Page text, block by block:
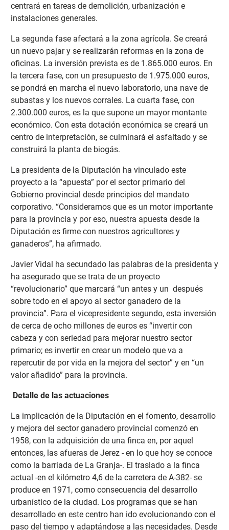
centrará en tareas de demolición, urbanización e
instalaciones generales.
La segunda fase afectará a la zona agrícola. Se creará
un nuevo pajar y se realizarán reformas en la zona de
oficinas. La inversión prevista es de 1.865.000 euros. En
la tercera fase, con un presupuesto de 1.975.000 euros,
se pondrá en marcha el nuevo laboratorio, una nave de
subastas y los nuevos corrales. La cuarta fase, con
2.300.000 euros, es la que supone un mayor montante
económico. Con esta dotación económica se creará un
centro de interpretación, se culminará el asfaltado y se
construirá la planta de biogás.
La presidenta de la Diputación ha vinculado este
proyecto a la “apuesta” por el sector primario del
Gobierno provincial desde principios del mandato
corporativo. “Consideramos que es un motor importante
para la provincia y por eso, nuestra apuesta desde la
Diputación es firme con nuestros agricultores y
ganaderos”, ha afirmado.
Javier Vidal ha secundado las palabras de la presidenta y
ha asegurado que se trata de un proyecto
“revolucionario” que marcará “un antes y un después
sobre todo en el apoyo al sector ganadero de la
provincia”. Para el vicepresidente segundo, esta inversión
de cerca de ocho millones de euros es “invertir con
cabeza y con seriedad para mejorar nuestro sector
primario; es invertir en crear un modelo que va a
repercutir de por vida en la mejora del sector” y en “un
valor añadido” para la provincia.
Detalle de las actuaciones
La implicación de la Diputación en el fomento, desarrollo
y mejora del sector ganadero provincial comenzó en
1958, con la adquisición de una finca en, por aquel
entonces, las afueras de Jerez - en lo que hoy se conoce
como la barriada de La Granja-. El traslado a la finca
actual -en el kilómetro 4,6 de la carretera de A-382- se
produce en 1971, como consecuencia del desarrollo
urbanístico de la ciudad. Los programas que se han
desarrollado en este centro han ido evolucionando con el
paso del tiempo y adaptándose a las necesidades. Desde